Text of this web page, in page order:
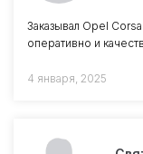
Заказывал Opel
оперативно и
4 января, 2025